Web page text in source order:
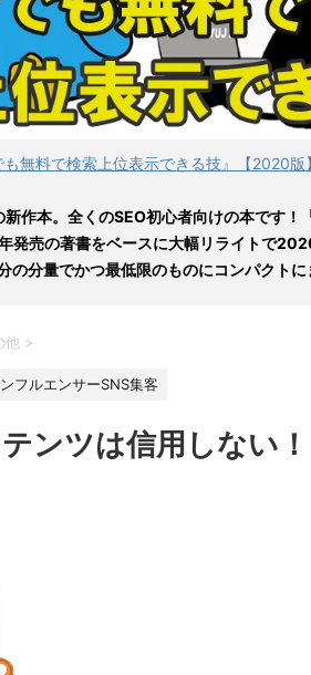
も無料で検索上位表示できる技』【2020版】
作本。全くのSEO初心者向けの本です！
発売の著書をベースに大幅リライトで
の分量でかつ最低限のものにコンパクトに
他 >
フルエンサーSNS集客
ンツは信用しない